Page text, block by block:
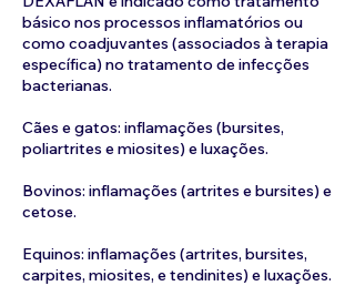
básico nos processos inflamatórios ou
como coadjuvantes (associados à terapia
específica) no tratamento de infecções
bacterianas.
Cães e gatos: inflamações (bursites,
poliartrites e miosites) e luxações.
Bovinos: inflamações (artrites e bursites) e
cetose.
Equinos: inflamações (artrites, bursites,
carpites, miosites, e tendinites) e luxações.